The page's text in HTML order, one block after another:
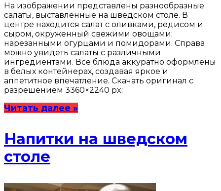
На изображении представлены разнообразные
салаты, выставленные на шведском столе. В
центре находится салат с оливками, редисом и
сыром, окруженный свежими овощами:
нарезанными огурцами и помидорами. Справа
можно увидеть салаты с различными
ингредиентами. Все блюда аккуратно оформлены
в белых контейнерах, создавая яркое и
аппетитное впечатление. Скачать оригинал с
разрешением 3360×2240 px:
Читать далее »
Напитки на шведском
столе